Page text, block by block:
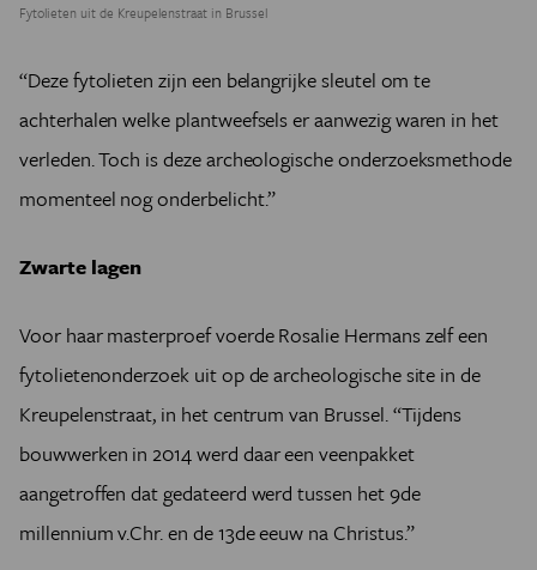
Fytolieten uit de Kreupelenstraat in Brussel
“Deze fytolieten zijn een belangrijke sleutel om te
achterhalen welke plantweefsels er aanwezig waren in het
verleden. Toch is deze archeologische onderzoeksmethode
momenteel nog onderbelicht.”
Zwarte lagen
Voor haar masterproef voerde Rosalie Hermans zelf een
fytolietenonderzoek uit op de archeologische site in de
Kreupelenstraat, in het centrum van Brussel. “Tijdens
bouwwerken in 2014 werd daar een veenpakket
aangetroffen dat gedateerd werd tussen het 9de
millennium v.Chr. en de 13de eeuw na Christus.”